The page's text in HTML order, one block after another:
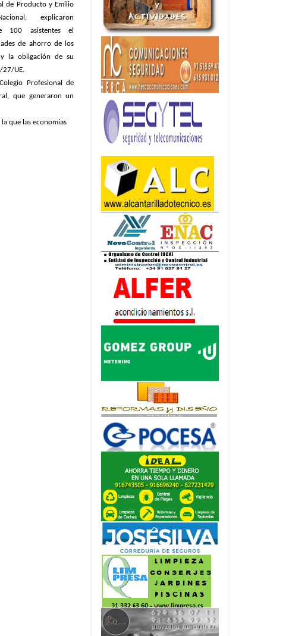
de Producto y Emilio
explicaron
100 asistentes el
de ahorro de los
la obligación de su
27/UE.
Profesional de
que generaron un
que las economías